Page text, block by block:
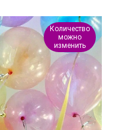
Количество
можно
изменить